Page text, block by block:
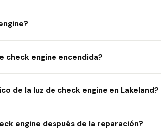
check engine encendida?
de la luz de check engine en Lakeland?
engine después de la reparación?